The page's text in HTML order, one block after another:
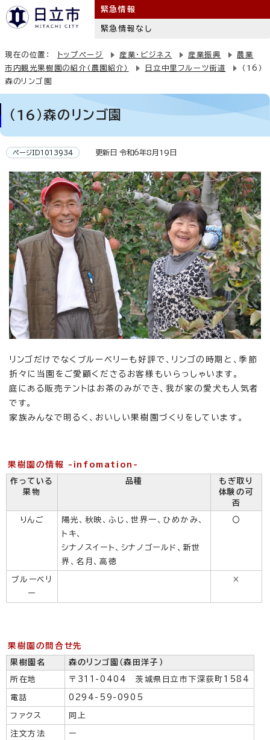
緊急情報
緊急情報なし
現在の位置： トップページ 産業・ビジネス 産業振興
農業
市内観光果樹園の紹介（農園紹介）
日立中里フルーツ街道
（16）
森のリンゴ園
（16）森のリンゴ園
ページID1013934 更新日 令和6年8月19日
リンゴだけでなくブルーベリーも好評で、リンゴの時期と、季節
折々に当園をご愛顧くださるお客様もいらっしゃいます。
庭にある販売テントはお茶のみができ、我が家の愛犬も人気者
です。
家族みんなで明るく、おいしい果樹園づくりをしています。
果樹園の情報 -infomation-
作っている
果物
品種
もぎ取り
体験の可
否
りんご
陽光、秋映、ふじ、世界一、ひめかみ、
トキ、
シナノスイート、シナノゴールド、新世
界、名月、高徳
〇
ブルーベリ
ー
×
果樹園の問合せ先
果樹園名 森のリンゴ園（森田洋子）
所在地 〒311-0404 茨城県日立市下深荻町1584
電話 0294-59-0905
ファクス 同上
注文方法 ー